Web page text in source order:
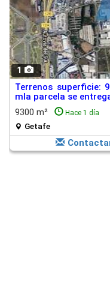
1
Terrenos superficie:
mla parcela se
9300 m²
Hace 1 día
Getafe